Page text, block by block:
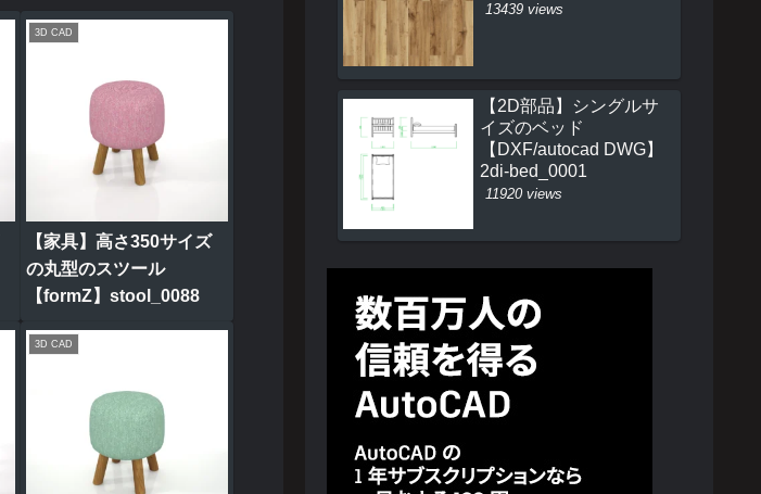
3D CAD
【家具】高さ350サイズ
の丸型のスツール
【formZ】stool_0088
3D CAD
13439 views
【2D部品】シングルサ
イズのベッド
【DXF/autocad DWG】
2di-bed_0001
11920 views